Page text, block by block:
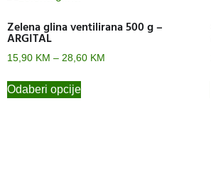
Zelena glina ventilirana 500 g –
ARGITAL
15,90 KM – 28,60 KM
Odaberi opcije